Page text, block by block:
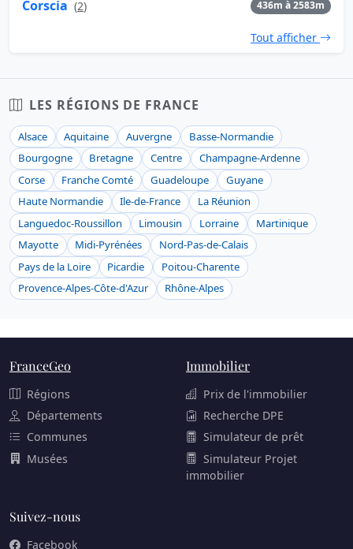
Corscia (2) 436m à 2583m
Tout afficher
LES RÉGIONS DE FRANCE
Alsace Aquitaine Auvergne
Basse-Normandie
Bourgogne
Bretagne Centre
Champagne-Ardenne
Corse
Franche Comté Guadeloupe
Guyane
Haute Normandie
Ile-de-France
La Réunion
Languedoc-Roussillon
Limousin Lorraine
Martinique
Mayotte
Midi-Pyrénées
Nord-Pas-de-Calais
Pays de la Loire
Picardie
Poitou-Charente
Provence-Alpes-Côte-d'Azur
Rhône-Alpes
FranceGeo
Régions
Départements
Communes
Musées
Immobilier
Prix de l'immobilier
Recherche DPE
Simulateur de prêt
Simulateur Projet
immobilier
Suivez-nous
Facebook